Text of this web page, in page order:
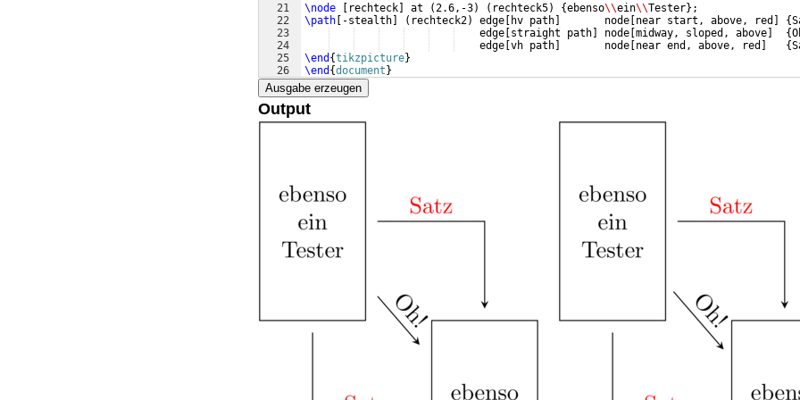
21
22
23
24
25
26
\node
rechteck at (2.6,-3) ( rechteck5) {ebenso\\ein\\Tester} ;
\path
-stealth ( rechteck2) edge hv path
       node
near start, above, red {
    edge
straight path node midway, sloped, above {
    edge
vh path
       node
near end, above, red {
\end {tikzpicture}
\end {document }
Ausgabe erzeugen
Output